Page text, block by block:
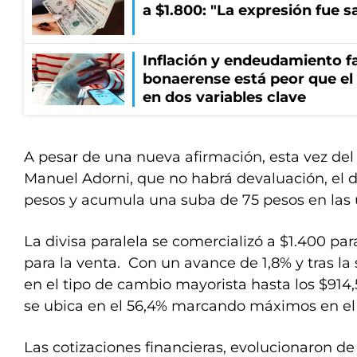
a $1.800: "La expresión fue
Inflación y endeudamiento
bonaerense está peor que
en dos variables clave
A pesar de una nueva afirmación, esta vez
Manuel Adorni, que no habrá devaluación, el
pesos y acumula una suba de 75 pesos en
La divisa paralela se comercializó a $1.400
para la venta. Con un avance de 1,8% y tras
en el tipo de cambio mayorista hasta los
se ubica en el 56,4% marcando máximos en
Las cotizaciones financieras, evolucionaron